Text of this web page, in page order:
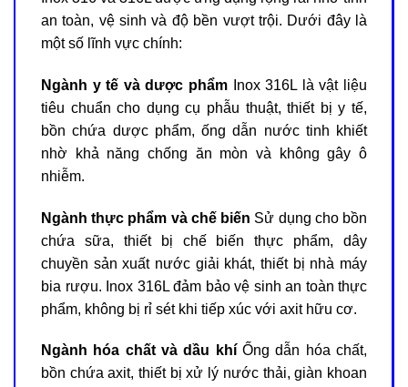
an toàn, vệ sinh và độ bền vượt trội. Dưới đây là
một số lĩnh vực chính:
Ngành y tế và dược phẩm Inox 316L là vật liệu
tiêu chuẩn cho dụng cụ phẫu thuật, thiết bị y tế,
bồn chứa dược phẩm, ống dẫn nước tinh khiết
nhờ khả năng chống ăn mòn và không gây ô
nhiễm.
Ngành thực phẩm và chế biến Sử dụng cho bồn
chứa sữa, thiết bị chế biến thực phẩm, dây
chuyền sản xuất nước giải khát, thiết bị nhà máy
bia rượu. Inox 316L đảm bảo vệ sinh an toàn thực
phẩm, không bị rỉ sét khi tiếp xúc với axit hữu cơ.
Ngành hóa chất và dầu khíỐng dẫn hóa chất,
bồn chứa axit, thiết bị xử lý nước thải, giàn khoan